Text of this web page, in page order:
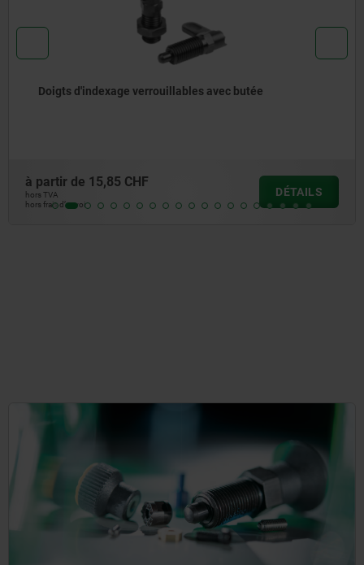
Doigt d‘indexage verrouillable
à partir de17,50 CHF
hors TVA
hors frais d’envoi
DÉTAILS